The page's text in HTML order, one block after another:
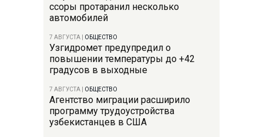
ссоры протаранил несколько
автомобилей
7 АВГУСТА ОБЩЕСТВО
Узгидромет предупредил о
повышении температуры до +42
градусов в выходные
7 АВГУСТА ОБЩЕСТВО
Агентство миграции расширило
программу трудоустройства
узбекистанцев в США